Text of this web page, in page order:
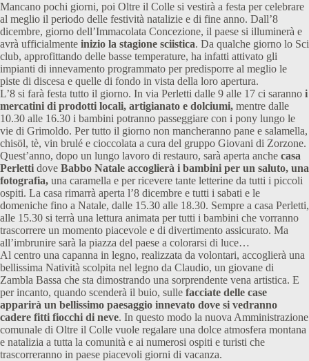
Mancano pochi giorni, poi Oltre il Colle si vestirà a festa per celebrare
al meglio il periodo delle festività natalizie e di fine anno. Dall’8
dicembre, giorno dell’Immacolata Concezione, il paese si illuminerà e
avrà ufficialmente inizio la stagione sciistica. Da qualche giorno lo Sci
club, approfittando delle basse temperature, ha infatti attivato gli
impianti di innevamento programmato per predisporre al meglio le
piste di discesa e quelle di fondo in vista della loro apertura.
L’8 si farà festa tutto il giorno. In via Perletti dalle 9 alle 17 ci saranno i
mercatini di prodotti locali, artigianato e dolciumi, mentre dalle
10.30 alle 16.30 i bambini potranno passeggiare con i pony lungo le
vie di Grimoldo. Per tutto il giorno non mancheranno pane e salamella,
chisöl, tè, vin brulé e cioccolata a cura del gruppo Giovani di Zorzone.
Quest’anno, dopo un lungo lavoro di restauro, sarà aperta anche casa
Perletti dove Babbo Natale accoglierà i bambini per un saluto, una
fotografia, una caramella e per ricevere tante letterine da tutti i piccoli
ospiti. La casa rimarrà aperta l’8 dicembre e tutti i sabati e le
domeniche fino a Natale, dalle 15.30 alle 18.30. Sempre a casa Perletti,
alle 15.30 si terrà una lettura animata per tutti i bambini che vorranno
trascorrere un momento piacevole e di divertimento assicurato. Ma
all’imbrunire sarà la piazza del paese a colorarsi di luce…
Al centro una capanna in legno, realizzata da volontari, accoglierà una
bellissima Natività scolpita nel legno da Claudio, un giovane di
Zambla Bassa che sta dimostrando una sorprendente vena artistica. E
per incanto, quando scenderà il buio, sulle facciate delle case
apparirà un bellissimo paesaggio innevato dove si vedranno
cadere fitti fiocchi di neve. In questo modo la nuova Amministrazione
comunale di Oltre il Colle vuole regalare una dolce atmosfera montana
e natalizia a tutta la comunità e ai numerosi ospiti e turisti che
trascorreranno in paese piacevoli giorni di vacanza.